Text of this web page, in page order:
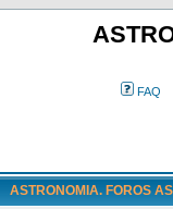
FAQ
ASTRONOMIA. FOROS